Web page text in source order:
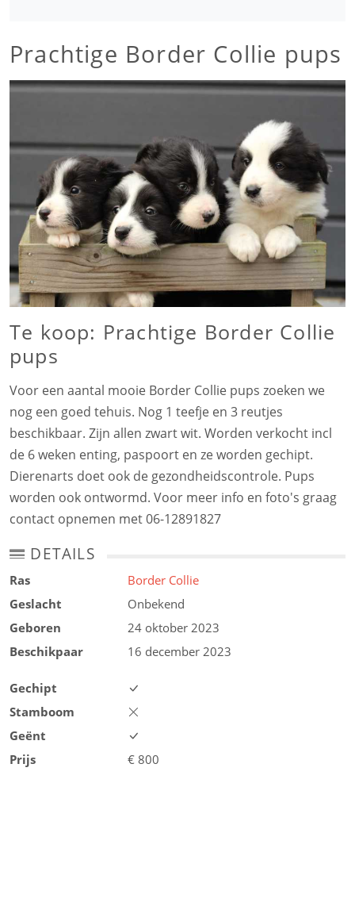
Prachtige Border Collie pups
Te koop: Prachtige Border Collie
pups
Voor een aantal mooie Border Collie pups zoeken we
nog een goed tehuis. Nog 1 teefje en 3 reutjes
beschikbaar. Zijn allen zwart wit. Worden verkocht incl
de 6 weken enting, paspoort en ze worden gechipt.
Dierenarts doet ook de gezondheidscontrole. Pups
worden ook ontwormd. Voor meer info en foto's graag
contact opnemen met 06-12891827
DETAILS
Ras
Border Collie
Geslacht
Onbekend
Geboren
24 oktober 2023
Beschikpaar
16 december 2023
Gechipt
Stamboom
Geënt
Prijs
€800